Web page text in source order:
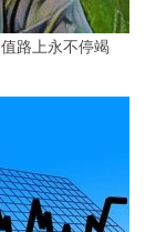
路上永不停竭